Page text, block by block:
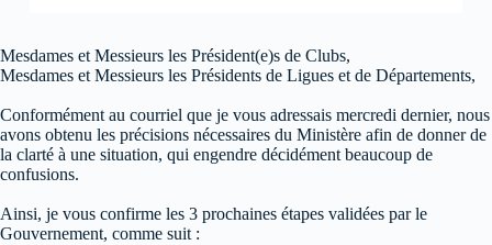
Mesdames et Messieurs les Président(e)s de Clubs,
Mesdames et Messieurs les Présidents de Ligues et de Départements,
Conformément au courriel que je vous adressais mercredi dernier, nous
avons obtenu les précisions nécessaires du Ministère afin de donner de
la clarté à une situation, qui engendre décidément beaucoup de
confusions.
Ainsi, je vous confirme les 3 prochaines étapes validées par le
Gouvernement, comme suit :